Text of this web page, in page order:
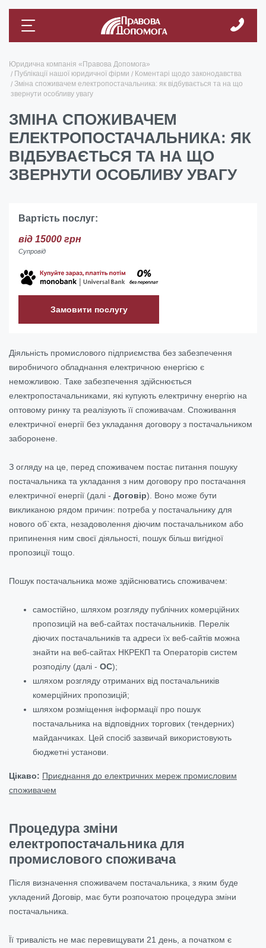
Юридична компанія «Правова Допомога»
Публікації нашої юридичної фірми
Коментарі щодо законодавства
Зміна споживачем електропостачальника: як відбувається та на що
звернути особливу увагу
ЗМІНА СПОЖИВАЧЕМ
ЕЛЕКТРОПОСТАЧАЛЬНИКА: ЯК
ВІДБУВАЄТЬСЯ ТА НА ЩО
ЗВЕРНУТИ ОСОБЛИВУ УВАГУ
Вартість послуг:
від 15000 грн
Супровід
Замовити послугу
Діяльність промислового підприємства без забезпечення
виробничого обладнання електричною енергією є
неможливою. Таке забезпечення здійснюється
електропостачальниками, які купують електричну енергію на
оптовому ринку та реалізують її споживачам. Споживання
електричної енергії без укладання договору з постачальником
заборонене.
З огляду на це, перед споживачем постає питання пошуку
постачальника та укладання з ним договору про постачання
електричної енергії (далі - Договір). Воно може бути
викликаною рядом причин: потреба у постачальнику для
нового об`єкта, незадоволення діючим постачальником або
припинення ним своєї діяльності, пошук більш вигідної
пропозиції тощо.
Пошук постачальника може здійснюватись споживачем:
самостійно, шляхом розгляду публічних комерційних
пропозицій на веб-сайтах постачальників. Перелік
діючих постачальників та адреси їх веб-сайтів можна
знайти на веб-сайтах НКРЕКП та Операторів систем
розподілу (далі - ОС);
шляхом розгляду отриманих від постачальників
комерційних пропозицій;
шляхом розміщення інформації про пошук
постачальника на відповідних торгових (тендерних)
майданчиках. Цей спосіб зазвичай використовують
бюджетні установи.
Цікаво: Приєднання до електричних мереж промисловим
споживачем
Процедура зміни
електропостачальника для
промислового споживача
Після визначення споживачем постачальника, з яким буде
укладений Договір, має бути розпочатою процедура зміни
постачальника.
Її тривалість не має перевищувати 21 день, а початком є